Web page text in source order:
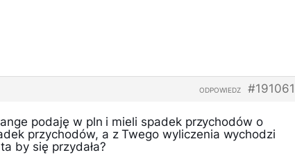
#191061
ODPOWIEDZ
podaję w pln i mieli spadek przychodów o
przychodów, a z Twego wyliczenia wychodzi
by się przydała?